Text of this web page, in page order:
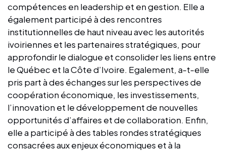
compétences en leadership et en gestion. Elle a
également participé à des rencontres
institutionnelles de haut niveau avec les autorités
ivoiriennes et les partenaires stratégiques, pour
approfondir le dialogue et consolider les liens entre
le Québec et la Côte d’Ivoire. Egalement, a-t-elle
pris part à des échanges sur les perspectives de
coopération économique, les investissements,
l’innovation et le développement de nouvelles
opportunités d’affaires et de collaboration. Enfin,
elle a participé à des tables rondes stratégiques
consacrées aux enjeux économiques et à la